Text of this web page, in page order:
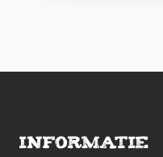
Informatie